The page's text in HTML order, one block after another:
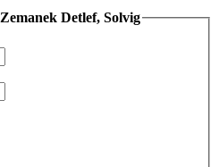
Zemanek Detlef, Solvig